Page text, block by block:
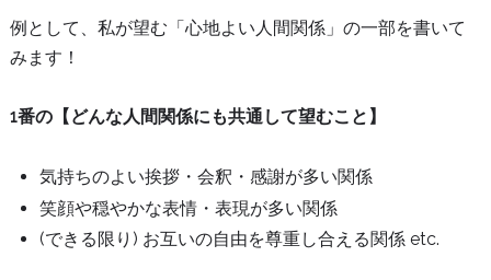
例として、私が望む「心地よい人間関係」の一部を書いて
みます！
1番の【どんな人間関係にも共通して望むこと】
気持ちのよい挨拶・会釈・感謝が多い関係
笑顔や穏やかな表情・表現が多い関係
(できる限り) お互いの自由を尊重し合える関係 etc.